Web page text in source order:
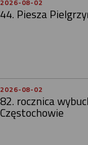
2026-08-02
44. Piesza
2026-08-02
82. rocznica
Częstochowie